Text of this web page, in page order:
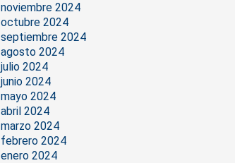
noviembre 2024
octubre 2024
septiembre 2024
agosto 2024
julio 2024
junio 2024
mayo 2024
abril 2024
marzo 2024
febrero 2024
enero 2024